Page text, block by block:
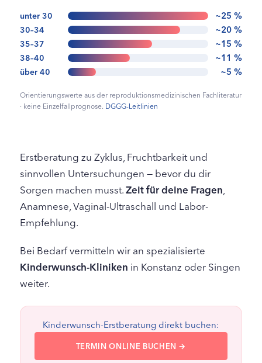
unter 30 ~25 %
30–34 ~20 %
35–37 ~15 %
38–40 ~11 %
über 40 ~5 %
Orientierungswerte aus der reproduktionsmedizinischen Fachliteratur
· keine Einzelfallprognose. DGGG-Leitlinien
Erstberatung zu Zyklus, Fruchtbarkeit und
sinnvollen Untersuchungen — bevor du dir
Sorgen machen musst.Zeit für deine Fragen
Anamnese, Vaginal-Ultraschall und Labor-
Empfehlung.
Bei Bedarf vermitteln wir an spezialisierte
Kinderwunsch-Kliniken in Konstanz oder Singen
weiter.
Kinderwunsch-Erstberatung direkt buchen:
TERMIN ONLINE BUCHEN →